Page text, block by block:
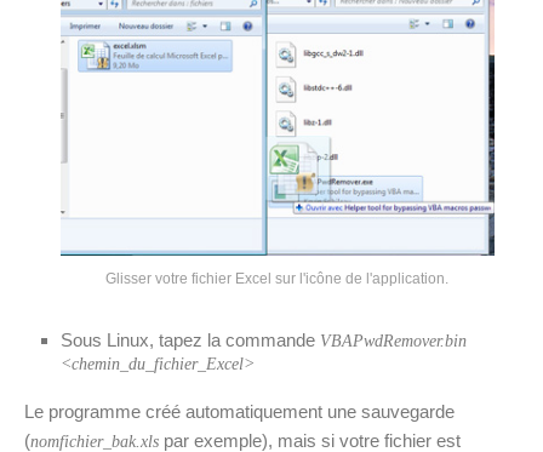
Glisser votre fichier Excel sur l'icône de l'application.
Sous Linux, tapez la commande VBAPwdRemover.bin
<chemin_du_fichier_Excel>
Le programme créé automatiquement une sauvegarde
(nomfichier_bak.xls par exemple), mais si votre fichier est